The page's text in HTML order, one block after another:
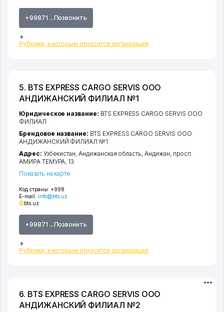
+99871 ...Позвонить
Рубрики, к которым относится организация
5. BTS EXPRESS CARGO SERVIS ООО
АНДИЖАНСКИЙ ФИЛИАЛ №1
Код страны: +998
E-mail: info@bts.uz
bts.uz
+99871 ...Позвонить
Рубрики, к которым относится организация
Юридическое название: BTS EXPRESS CARGO SERVIS ООО
ФИЛИАЛ
Брендовое название: BTS EXPRESS CARGO SERVIS ООО
АНДИЖАНСКИЙ ФИЛИАЛ №1
Адрес: Узбекистан,Андижанская область ,Андижан просп.
АМИРА ТЕМУРА , 13
Показать на карте
6. BTS EXPRESS CARGO SERVIS ООО
АНДИЖАНСКИЙ ФИЛИАЛ №2